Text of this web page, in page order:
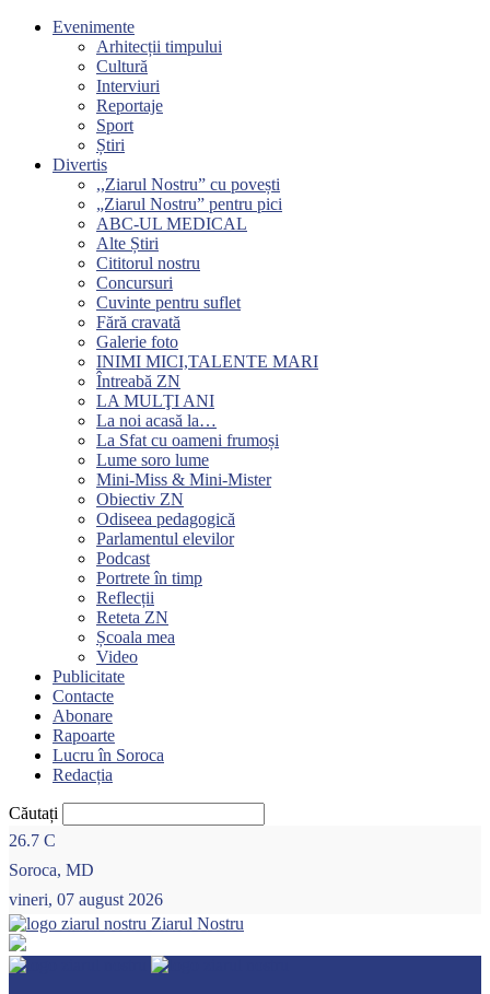
Evenimente
Arhitecții timpului
Cultură
Interviuri
Reportaje
Sport
Știri
Divertis
,,Ziarul Nostru” cu povești
„Ziarul Nostru” pentru pici
ABC-UL MEDICAL
Alte Știri
Cititorul nostru
Concursuri
Cuvinte pentru suflet
Fără cravată
Galerie foto
INIMI MICI,TALENTE MARI
Întreabă ZN
LA MULŢI ANI
La noi acasă la…
La Sfat cu oameni frumoși
Lume soro lume
Mini-Miss & Mini-Mister
Obiectiv ZN
Odiseea pedagogică
Parlamentul elevilor
Podcast
Portrete în timp
Reflecții
Reteta ZN
Școala mea
Video
Publicitate
Contacte
Abonare
Rapoarte
Lucru în Soroca
Redacția
Căutați
26.7 C
Soroca, MD
vineri, 07 august 2026
Ziarul Nostru